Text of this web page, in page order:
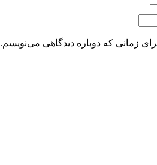
زمانی که دوباره دیدگاهی می‌نویسم.